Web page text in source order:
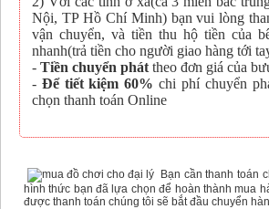
Nội, TP Hồ Chí Minh) bạn vui lòng
vận chuyển, và tiền thu hộ tiền của
nhanh(trả tiền cho người giao hàng tới
- Tiền chuyển phát theo đơn giá của
- Để tiết kiệm 60% chi phí chuyển
chọn thanh toán Online
Bạn cần thanh toán
hình thức bạn đã lựa chọn để hoàn thành mua
được thanh toán chúng tôi sẽ bắt đầu chuyển